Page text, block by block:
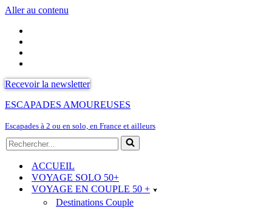
Aller au contenu
Recevoir la newsletter
ESCAPADES AMOUREUSES
Escapades à 2 ou en solo, en France et ailleurs
Rechercher...
ACCUEIL
VOYAGE SOLO 50+
VOYAGE EN COUPLE 50 +
Destinations Couple